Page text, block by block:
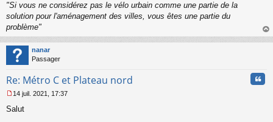
"Si vous ne considérez pas le vélo urbain comme une partie de la
solution pour l'aménagement des villes, vous êtes une partie du
problème"
au
nanar
Passager
Re: Métro C et Plateau nord
e
14 juil. 2021, 17:37
Salut